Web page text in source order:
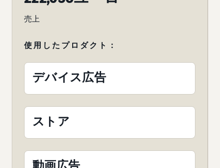
売上
使用したプロダクト：
デバイス広告
ストア